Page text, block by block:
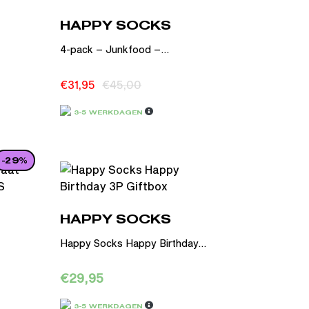
HAPPY SOCKS
4-pack – Junkfood –...
€31,95 €45,00
3-5 WERKDAGEN
-29%
HAPPY SOCKS
Happy Socks Happy Birthday...
€29,95
3-5 WERKDAGEN